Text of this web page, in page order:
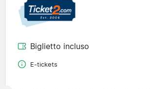
Biglietto incluso
E-tickets